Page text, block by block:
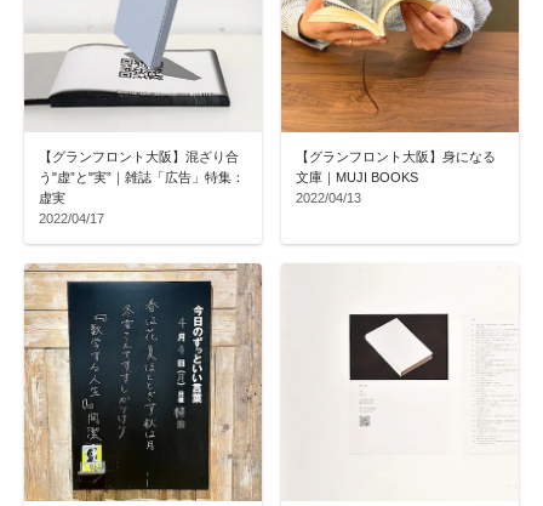
【グランフロント大阪】混ざり合
う"虚”と"実”｜雑誌「広告」特集：
虚実
2022/04/17
【グランフロント大阪】身になる
文庫｜MUJI BOOKS
2022/04/13